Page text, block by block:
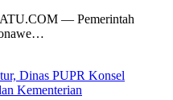
— Pemerintah
Dinas PUPR Konsel
Kementerian